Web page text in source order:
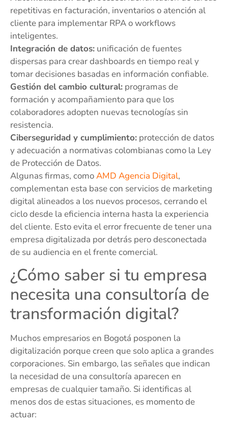
repetitivas en facturación, inventarios o atención al
cliente para implementar RPA o workflows
inteligentes.
Integración de datos: unificación de fuentes
dispersas para crear dashboards en tiempo real y
tomar decisiones basadas en información confiable.
Gestión del cambio cultural: programas de
formación y acompañamiento para que los
colaboradores adopten nuevas tecnologías sin
resistencia.
Ciberseguridad y cumplimiento: protección de datos
y adecuación a normativas colombianas como la Ley
de Protección de Datos.
Algunas firmas, comoAMD Agencia Digital,
complementan esta base con servicios de marketing
digital alineados a los nuevos procesos, cerrando el
ciclo desde la eficiencia interna hasta la experiencia
del cliente. Esto evita el error frecuente de tener una
empresa digitalizada por detrás pero desconectada
de su audiencia en el frente comercial.
¿Cómo saber si tu empresa
necesita una consultoría de
transformación digital?
Muchos empresarios en Bogotá posponen la
digitalización porque creen que solo aplica a grandes
corporaciones. Sin embargo, las señales que indican
la necesidad de una consultoría aparecen en
empresas de cualquier tamaño. Si identificas al
menos dos de estas situaciones, es momento de
actuar: